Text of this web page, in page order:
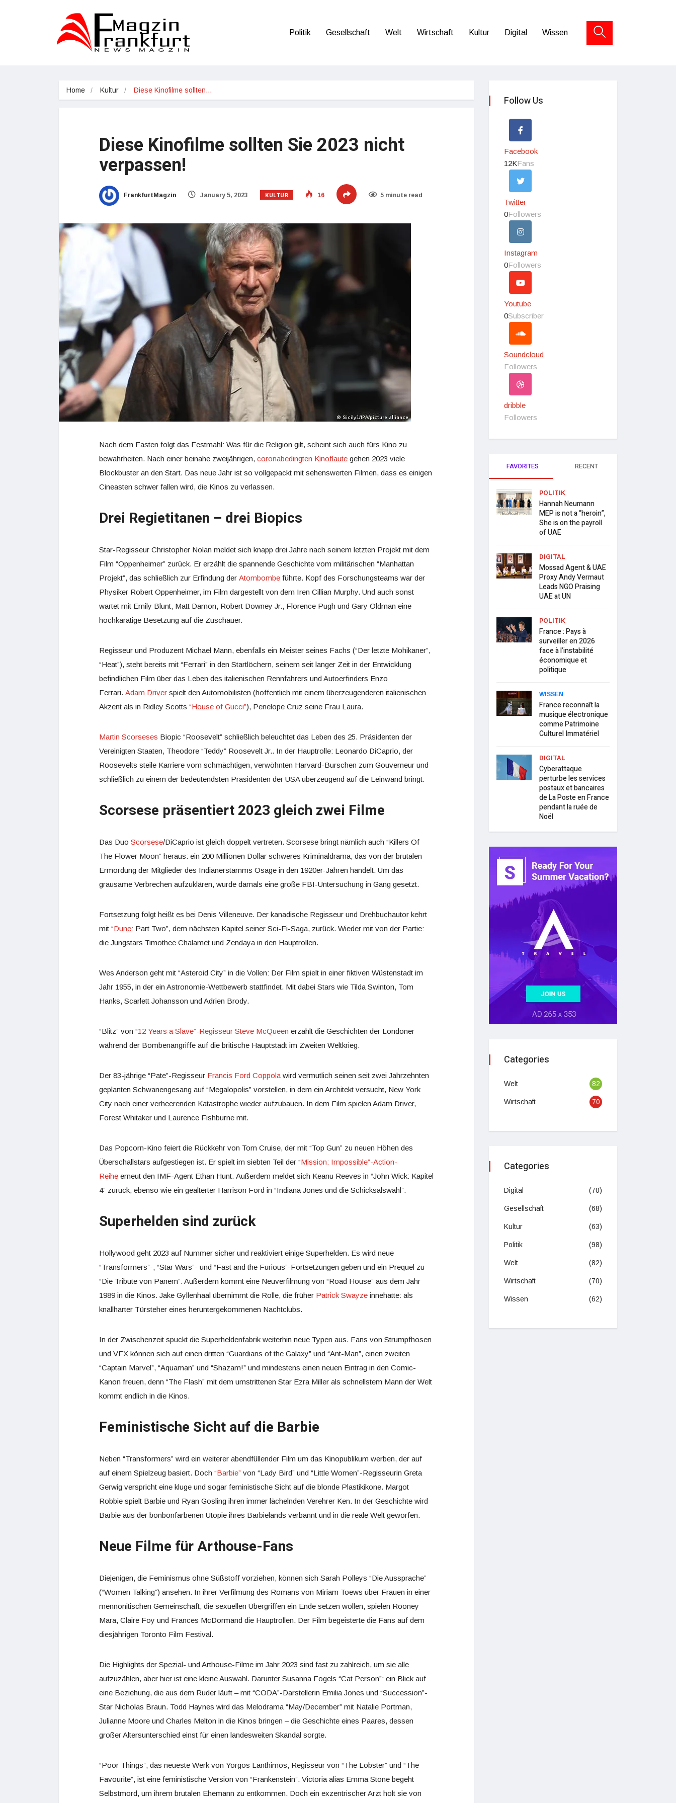
Politik Gesellschaft Welt Wirtschaft Kultur Digital Wissen
Home Kultur Diese Kinofilme sollten…
Diese Kinofilme sollten Sie 2023 nicht
verpassen!
FrankfurtMagzin January 5, 2023 KULTUR 16 5 minute read
Nach dem Fasten folgt das Festmahl: Was für die Religion gilt, scheint sich auch fürs Kino zu
bewahrheiten. Nach einer beinahe zweijährigen, coronabedingten Kinoflaute gehen 2023 viele
Blockbuster an den Start. Das neue Jahr ist so vollgepackt mit sehenswerten Filmen, dass es einigen
Cineasten schwer fallen wird, die Kinos zu verlassen.
Drei Regietitanen – drei Biopics
Star-Regisseur Christopher Nolan meldet sich knapp drei Jahre nach seinem letzten Projekt mit dem
Film “Oppenheimer” zurück. Er erzählt die spannende Geschichte vom militärischen “Manhattan
Projekt”, das schließlich zur Erfindung der Atombombe führte. Kopf des Forschungsteams war der
Physiker Robert Oppenheimer, im Film dargestellt von dem Iren Cillian Murphy. Und auch sonst
wartet mit Emily Blunt, Matt Damon, Robert Downey Jr., Florence Pugh und Gary Oldman eine
hochkarätige Besetzung auf die Zuschauer.
Regisseur und Produzent Michael Mann, ebenfalls ein Meister seines Fachs (“Der letzte Mohikaner”,
“Heat”), steht bereits mit “Ferrari” in den Startlöchern, seinem seit langer Zeit in der Entwicklung
befindlichen Film über das Leben des italienischen Rennfahrers und Autoerfinders Enzo
Ferrari. Adam Driver spielt den Automobilisten (hoffentlich mit einem überzeugenderen italienischen
Akzent als in Ridley Scotts “House of Gucci”), Penelope Cruz seine Frau Laura.
Martin Scorseses Biopic “Roosevelt” schließlich beleuchtet das Leben des 25. Präsidenten der
Vereinigten Staaten, Theodore “Teddy” Roosevelt Jr.. In der Hauptrolle: Leonardo DiCaprio, der
Roosevelts steile Karriere vom schmächtigen, verwöhnten Harvard-Burschen zum Gouverneur und
schließlich zu einem der bedeutendsten Präsidenten der USA überzeugend auf die Leinwand bringt.
Scorsese präsentiert 2023 gleich zwei Filme
Das Duo Scorsese/DiCaprio ist gleich doppelt vertreten. Scorsese bringt nämlich auch “Killers Of
The Flower Moon” heraus: ein 200 Millionen Dollar schweres Kriminaldrama, das von der brutalen
Ermordung der Mitglieder des Indianerstamms Osage in den 1920er-Jahren handelt. Um das
grausame Verbrechen aufzuklären, wurde damals eine große FBI-Untersuchung in Gang gesetzt.
Fortsetzung folgt heißt es bei Denis Villeneuve. Der kanadische Regisseur und Drehbuchautor kehrt
mit “Dune: Part Two”, dem nächsten Kapitel seiner Sci-Fi-Saga, zurück. Wieder mit von der Partie:
die Jungstars Timothee Chalamet und Zendaya in den Hauptrollen.
Wes Anderson geht mit “Asteroid City” in die Vollen: Der Film spielt in einer fiktiven Wüstenstadt im
Jahr 1955, in der ein Astronomie-Wettbewerb stattfindet. Mit dabei Stars wie Tilda Swinton, Tom
Hanks, Scarlett Johansson und Adrien Brody.
“Blitz” von “12 Years a Slave”-Regisseur Steve McQueen erzählt die Geschichten der Londoner
während der Bombenangriffe auf die britische Hauptstadt im Zweiten Weltkrieg.
Der 83-jährige “Pate”-Regisseur Francis Ford Coppola wird vermutlich seinen seit zwei Jahrzehnten
geplanten Schwanengesang auf “Megalopolis” vorstellen, in dem ein Architekt versucht, New York
City nach einer verheerenden Katastrophe wieder aufzubauen. In dem Film spielen Adam Driver,
Forest Whitaker und Laurence Fishburne mit.
Das Popcorn-Kino feiert die Rückkehr von Tom Cruise, der mit “Top Gun” zu neuen Höhen des
Überschallstars aufgestiegen ist. Er spielt im siebten Teil der “Mission: Impossible”-Action-
Reihe erneut den IMF-Agent Ethan Hunt. Außerdem meldet sich Keanu Reeves in “John Wick: Kapitel
4” zurück, ebenso wie ein gealterter Harrison Ford in “Indiana Jones und die Schicksalswahl”.
Superhelden sind zurück
Hollywood geht 2023 auf Nummer sicher und reaktiviert einige Superhelden. Es wird neue
“Transformers”-, “Star Wars”- und “Fast and the Furious”-Fortsetzungen geben und ein Prequel zu
“Die Tribute von Panem”. Außerdem kommt eine Neuverfilmung von “Road House” aus dem Jahr
1989 in die Kinos. Jake Gyllenhaal übernimmt die Rolle, die früher Patrick Swayze innehatte: als
knallharter Türsteher eines heruntergekommenen Nachtclubs.
In der Zwischenzeit spuckt die Superheldenfabrik weiterhin neue Typen aus. Fans von Strumpfhosen
und VFX können sich auf einen dritten “Guardians of the Galaxy” und “Ant-Man”, einen zweiten
“Captain Marvel”, “Aquaman” und “Shazam!” und mindestens einen neuen Eintrag in den Comic-
Kanon freuen, denn “The Flash” mit dem umstrittenen Star Ezra Miller als schnellstem Mann der Welt
kommt endlich in die Kinos.
Feministische Sicht auf die Barbie
Neben “Transformers” wird ein weiterer abendfüllender Film um das Kinopublikum werben, der auf
auf einem Spielzeug basiert. Doch “Barbie” von “Lady Bird” und “Little Women”-Regisseurin Greta
Gerwig verspricht eine kluge und sogar feministische Sicht auf die blonde Plastikikone. Margot
Robbie spielt Barbie und Ryan Gosling ihren immer lächelnden Verehrer Ken. In der Geschichte wird
Barbie aus der bonbonfarbenen Utopie ihres Barbielands verbannt und in die reale Welt geworfen.
Neue Filme für Arthouse-Fans
Diejenigen, die Feminismus ohne Süßstoff vorziehen, können sich Sarah Polleys “Die Aussprache”
(“Women Talking”) ansehen. In ihrer Verfilmung des Romans von Miriam Toews über Frauen in einer
mennonitischen Gemeinschaft, die sexuellen Übergriffen ein Ende setzen wollen, spielen Rooney
Mara, Claire Foy und Frances McDormand die Hauptrollen. Der Film begeisterte die Fans auf dem
diesjährigen Toronto Film Festival.
Die Highlights der Spezial- und Arthouse-Filme im Jahr 2023 sind fast zu zahlreich, um sie alle
aufzuzählen, aber hier ist eine kleine Auswahl. Darunter Susanna Fogels “Cat Person”: ein Blick auf
eine Beziehung, die aus dem Ruder läuft – mit “CODA”-Darstellerin Emilia Jones und “Succession”-
Star Nicholas Braun. Todd Haynes wird das Melodrama “May/December” mit Natalie Portman,
Julianne Moore und Charles Melton in die Kinos bringen – die Geschichte eines Paares, dessen
großer Altersunterschied einst für einen landesweiten Skandal sorgte.
“Poor Things”, das neueste Werk von Yorgos Lanthimos, Regisseur von “The Lobster” und “The
Favourite”, ist eine feministische Version von “Frankenstein”. Victoria alias Emma Stone begeht
Selbstmord, um ihrem brutalen Ehemann zu entkommen. Doch ein exzentrischer Arzt holt sie von
Follow Us
Facebook
12KFans
Twitter
0Followers
Instagram
0Followers
Youtube
0Subscriber
Soundcloud
Followers
dribble
Followers
FAVORITES RECENT
POLITIK
Hannah Neumann
MEP is not a “heroin”,
She is on the payroll
of UAE
DIGITAL
Mossad Agent & UAE
Proxy Andy Vermaut
Leads NGO Praising
UAE at UN
POLITIK
France : Pays à
surveiller en 2026
face à l’instabilité
économique et
politique
WISSEN
France reconnaît la
musique électronique
comme Patrimoine
Culturel Immatériel
DIGITAL
Cyberattaque
perturbe les services
postaux et bancaires
de La Poste en France
pendant la ruée de
Noël
Categories
Welt 82
Wirtschaft 70
Categories
Digital (70)
Gesellschaft (68)
Kultur (63)
Politik (98)
Welt (82)
Wirtschaft (70)
Wissen (62)